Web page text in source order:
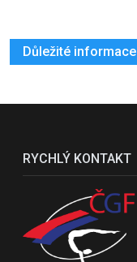
Důležité informace
RYCHLÝ KONTAKT